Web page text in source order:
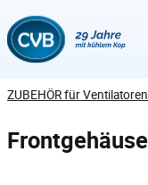
ZUBEHÖR für Ventilatoren